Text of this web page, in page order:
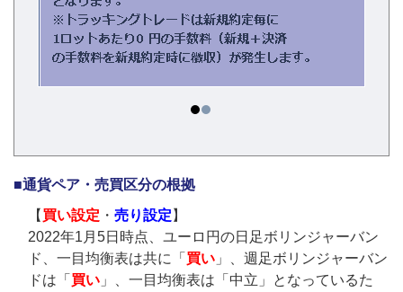
■通貨ペア・売買区分の根拠
【 買い設定 ・ 売り設定 】
2022年1月5日時点、ユーロ円の日足ボリンジャーバン
ド、一目均衡表は共に「 買い 」、週足ボリンジャーバン
ドは「 買い 」、一目均衡表は「中立」となっているた